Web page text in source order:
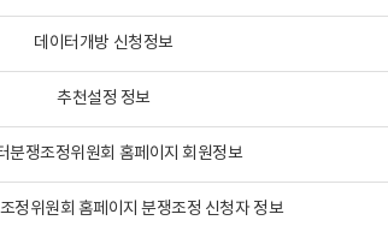
데이터개방 신청정보
추천설정 정보
분쟁조정위원회 홈페이지 회원정보
정위원회 홈페이지 분쟁조정 신청자 정보